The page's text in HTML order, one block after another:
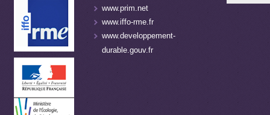
www.prim.net
www.iffo-rme.fr
www.developpement-
durable.gouv.fr